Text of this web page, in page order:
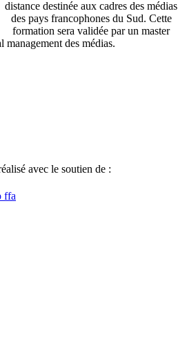
distance destinée aux cadres des médias
des pays francophones du Sud. Cette
formation sera validée par un master
management des médias.
avec le soutien de :